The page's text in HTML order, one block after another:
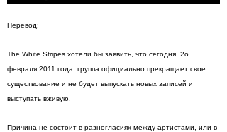
Перевод:
The White Stripes хотели бы заявить, что сегодня, 2о
февраля 2011 года, группа официально прекращает свое
существование и не будет выпускать новых записей и
выступать вживую.
Причина не состоит в разногласиях между артистами, или в